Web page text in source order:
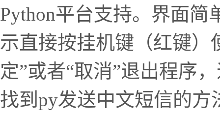
Python平台支持。界面
示直接按挂机键（红键）
定”或者“取消”退出程序
找到py发送中文短信的